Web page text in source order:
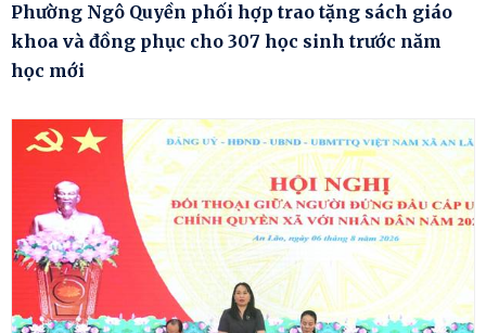
Phường Ngô Quyền phối hợp trao tặng sách giáo
khoa và đồng phục cho 307 học sinh trước năm
học mới